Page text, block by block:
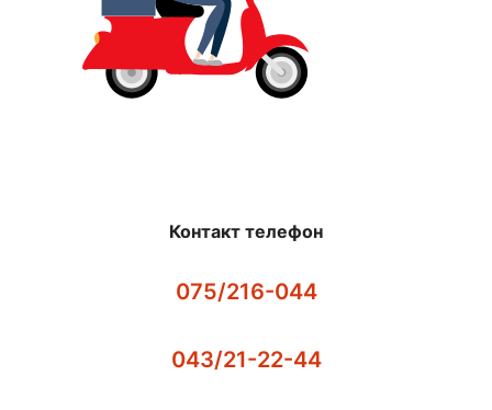
Контакт телефон
075/216-044
043/21-22-44